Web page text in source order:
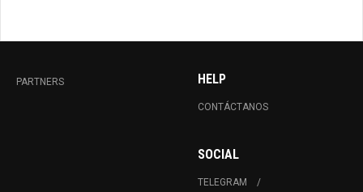
PARTNERS HELP
CONTÁCTANOS
SOCIAL
TELEGRAM